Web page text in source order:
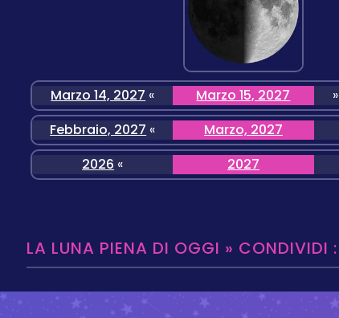
Marzo 14, 2027 « Marzo 15, 2027 »
Febbraio, 2027 « Marzo, 2027
2026 « 2027
LA LUNA PIENA DI OGGI » CONDIVIDI :